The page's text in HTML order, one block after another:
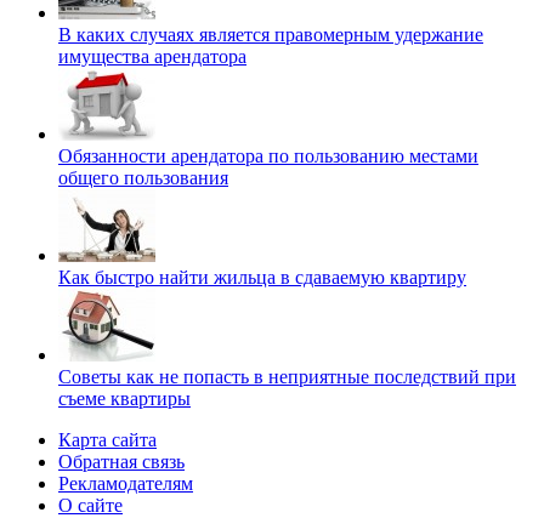
В каких случаях является правомерным удержание
имущества арендатора
Обязанности арендатора по пользованию местами
общего пользования
Как быстро найти жильца в сдаваемую квартиру
Советы как не попасть в неприятные последствий при
съеме квартиры
Карта сайта
Обратная связь
Рекламодателям
О сайте